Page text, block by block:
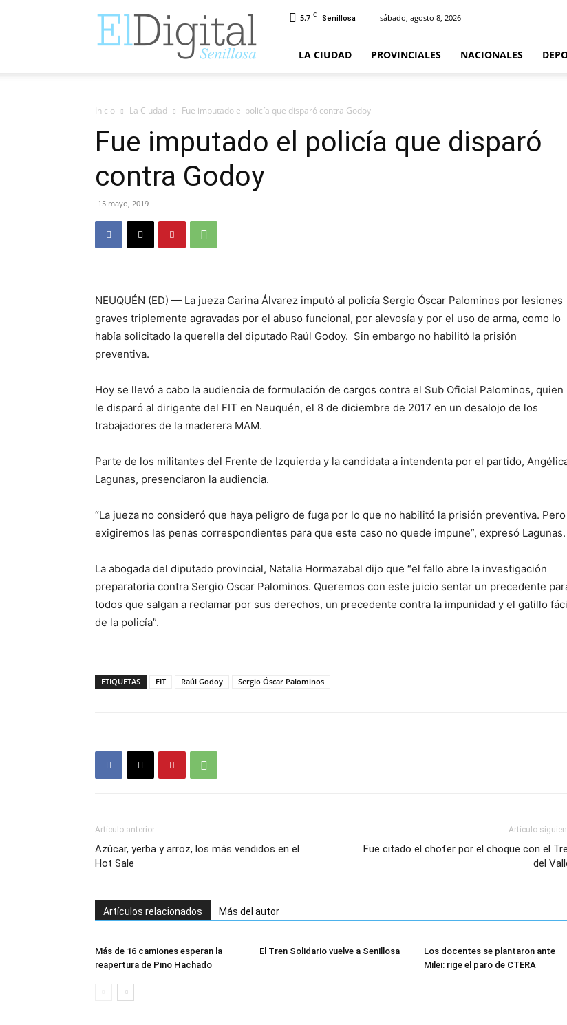
5.7 C Senillosa sábado, agosto 8, 2026
LA CIUDAD PROVINCIALES NACIONALES
Inicio La Ciudad Fue imputado el policía que disparó contra Godoy
Fue imputado el policía que disparó
contra Godoy
15 mayo, 2019
NEUQUÉN (ED) — La jueza Carina Álvarez imputó al policía Sergio Óscar Palominos por lesiones
graves triplemente agravadas por el abuso funcional, por alevosía y por el uso de arma, como lo
había solicitado la querella del diputado Raúl Godoy. Sin embargo no habilitó la prisión
preventiva.
Hoy se llevó a cabo la audiencia de formulación de cargos contra el Sub Oficial Palominos, quien
le disparó al dirigente del FIT en Neuquén, el 8 de diciembre de 2017 en un desalojo de los
trabajadores de la maderera MAM.
Parte de los militantes del Frente de Izquierda y la candidata a intendenta por el partido,
Lagunas, presenciaron la audiencia.
“La jueza no consideró que haya peligro de fuga por lo que no habilitó la prisión preventiva. Pero
exigiremos las penas correspondientes para que este caso no quede impune”, expresó Lagunas.
La abogada del diputado provincial, Natalia Hormazabal dijo que “el fallo abre la investigación
preparatoria contra Sergio Oscar Palominos. Queremos con este juicio sentar un precedente
todos que salgan a reclamar por sus derechos, un precedente contra la impunidad y el gatillo
de la policía”.
ETIQUETAS FIT Raúl Godoy Sergio Óscar Palominos
Artículo anterior
Azúcar, yerba y arroz, los más vendidos en el
Hot Sale
Artículo
Fue citado el chofer por el choque con el
del
Artículos relacionados Más del autor
Más de 16 camiones esperan la
reapertura de Pino Hachado
El Tren Solidario vuelve a Senillosa
Los docentes se plantaron ante
Milei: rige el paro de CTERA